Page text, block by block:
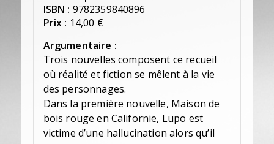
ISBN : 9782359840896
Prix : 14,00 €
Argumentaire :
Trois nouvelles composent ce recueil
où réalité et fiction se mêlent à la vie
des personnages.
Dans la première nouvelle, Maison de
bois rouge en Californie, Lupo est
victime d’une hallucination alors qu’il